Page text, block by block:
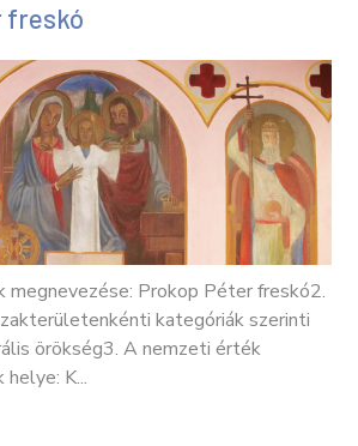
freskó
megnevezése: Prokop Péter freskó2.
kategóriák szerinti
örökség3. A nemzeti érték
K...